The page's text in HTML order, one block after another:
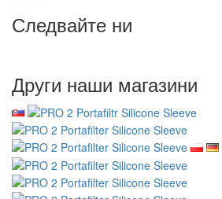
Следвайте ни
Други наши магазини